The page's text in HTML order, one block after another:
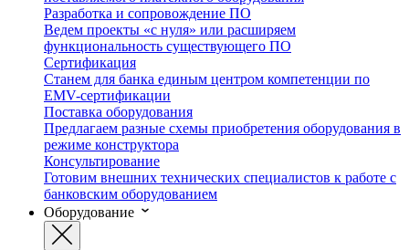
Разработка и сопровождение ПО
Ведем проекты «с нуля» или расширяем
функциональность существующего ПО
Сертификация
Станем для банка единым центром компетенции по
EMV-сертификации
Поставка оборудования
Предлагаем разные схемы приобретения оборудования в
режиме конструктора
Консультирование
Готовим внешних технических специалистов к работе с
банковским оборудованием
Оборудование